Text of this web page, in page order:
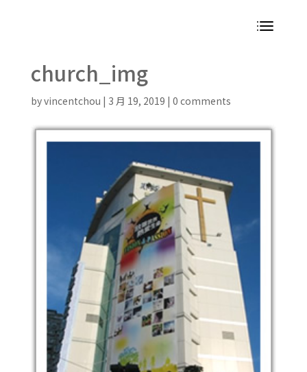
church_img
byvincentchou | 3 月 19, 2019 | 0 comments